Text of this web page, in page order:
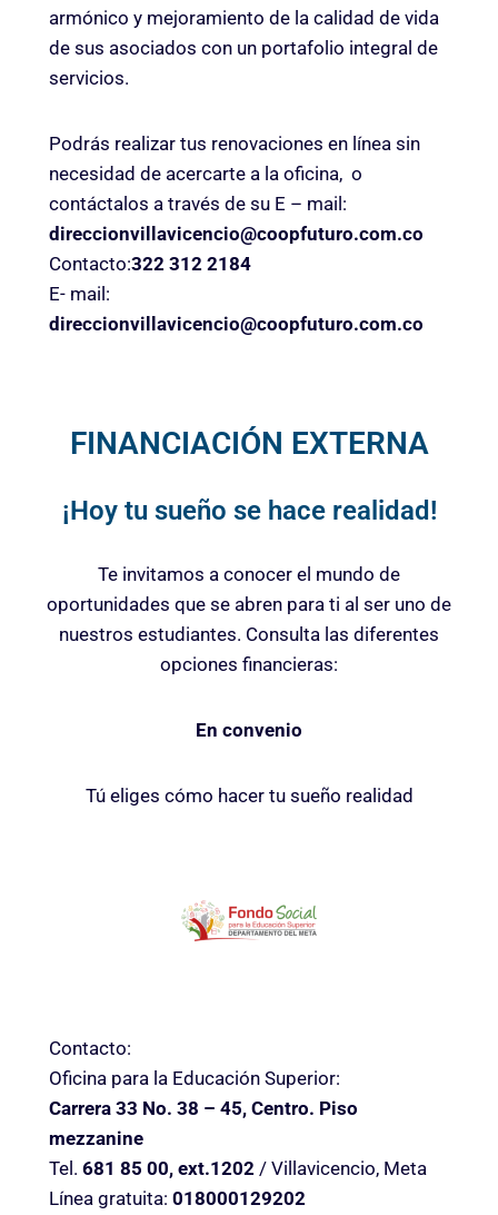
armónico y mejoramiento de la calidad de vida
de sus asociados con un portafolio integral de
servicios.
Podrás realizar tus renovaciones en línea sin
necesidad de acercarte a la oficina, o
contáctalos a través de su E – mail:
direccionvillavicencio@coopfuturo.com.co
Contacto:322 312 2184
E- mail:
direccionvillavicencio@coopfuturo.com.co
FINANCIACIÓN EXTERNA
¡Hoy tu sueño se hace realidad!
Te invitamos a conocer el mundo de
oportunidades que se abren para ti al ser uno de
nuestros estudiantes. Consulta las diferentes
opciones financieras:
En convenio
Tú eliges cómo hacer tu sueño realidad
Contacto:
Oficina para la Educación Superior:
Carrera 33 No. 38 – 45, Centro. Piso
mezzanine
Tel. 681 85 00, ext.1202 / Villavicencio, Meta
Línea gratuita: 018000129202